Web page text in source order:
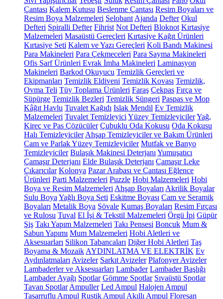
Çantası Kalem Kutusu Beslenme Çantası Resim Boyaları ve
Resim Boya Malzemeleri Selobant Ajanda Defter Okul
Defteri Spiralli Defter Fihrist Not Defteri Bloknot Kırtasiye
Malzemeleri Masaüstü Gereçleri Kırtasiye Kağıt Ürünleri
Kırtasiye Seti Kalem ve Yazı Gereçleri Koli Bandı Makinesi
Para Makineleri Para Çekmeceleri Para Sayma Makineleri
Ofis Sarf Ürünleri Evrak İmha Makineleri Laminasyon
Makineleri Barkod Okuyucu Temizlik Gereçleri ve
Ekipmanları Temizlik Eldiveni Temizlik Kovası Temizlik,
Ovma Teli Tüy Toplama Ürünleri Faraş Çekpas Fırça ve
Süpürge Temizlik Bezleri Temizlik Süngeri Paspas ve Mop
Kâğıt Havlu Tuvalet Kağıdı Islak Mendil Ev Temizlik
Malzemeleri Tuvalet Temizleyici Yüzey TemizleyicilerYağ,
Kireç ve Pas Çözücüler Çubuklu Oda Kokusu Oda Kokusu
Halı Temizleyiciler Ahşap Temizleyiciler ve Bakım Ürünleri
Cam ve Parlak Yüzey Temizleyiciler Mutfak ve Banyo
Temizleyiciler Bulaşık Makinesi Deterjanı Yumuşatıcı
Çamaşır Deterjanı Elde Bulaşık Deterjanı Çamaşır Leke
Çıkarıcılar Kolonya Pazar Arabası ve Çantası Eğlence
Ürünleri Parti Malzemeleri Puzzle Hobi Malzemeleri Hobi
Boya ve Resim Malzemeleri Ahşap Boyaları Akrilik Boyalar
Sulu Boya Yağlı Boya Seti Eskitme Boyası Cam ve Seramik
Boyaları Metalik Boya Şövale Kumaş Boyaları Resim Fırçası
ve Rulosu Tuval El İşi & Tekstil Malzemeleri Örgü İpi Güpür
Şiş Takı Yapım Malzemeleri Takı Pensesi Boncuk Mum &
Sabun Yapımı Mum Malzemeleri Hobi Aletleri ve
Aksesuarları Silikon Tabancaları Diğer Hobi Aletleri Taş
Boyama & Mozaik AYDINLATMA VE ELEKTRİK Ev
Aydınlatmaları Avizeler Sarkıt Avizeler Plafonyer Avizeler
Lambaderler ve Aksesuarları Lambader Lambader Başlığı
Lambader Ayağı Spotlar Gömme Spotlar Sıvaüstü Spotlar
Tavan Spotlar Ampuller Led Ampul Halojen Ampul
Tasarruflu Ampul Rustik Ampul Akıllı Ampul Floresan